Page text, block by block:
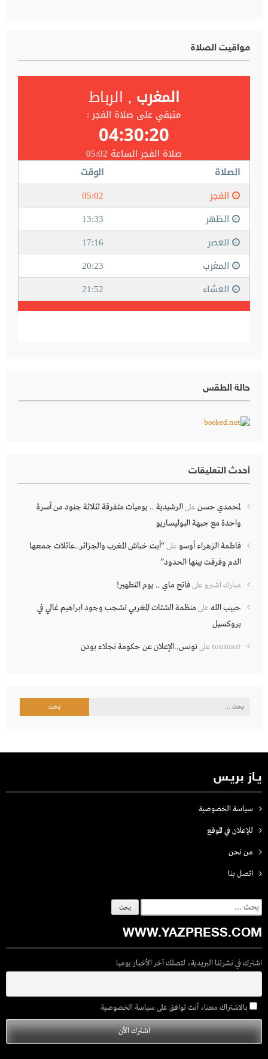
مواقيت الصلاة
حالة الطقس
أحدث التعليقات
لمحمدي حسن علىالرشيدية .. يوميات متفرقة لثلاثة جنود من أسرة
واحدة مع جبهة البوليساريو
فاطمة الزهراء أوسو على“أيت خباش المغرب والجزائر..عائلات جمعها
الدم وفرقت بينها الحدود”
مبارك اشبرو علىفاتح ماي .. يوم التطهير!
حبيب الله علىمنظمة الشتات المغربي تشجب وجود ابراهيم غالي في
بروكسيل
toumart علىتونس..الإعلان عن حكومة نجلاء بودن
البحث
يـاز بريـس
سياسة الخصوصية
للإعلان في الموقع
من نحن
اتصل بنـا
البحث
عن:
WWW.YAZPRESS.COM
اشترك في نشرتنا البريدية، لتصلك آخر الأخبار يوميا
بالاشتراك معنا، أنت توافق على سياسة الخصوصية